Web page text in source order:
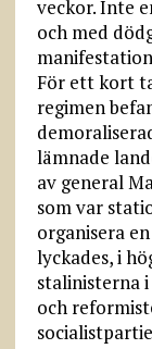
veckor. Inte
och med
För ett kort
regimen
lämnade
av general
som var
organisera
lyckades, i
stalinisterna
och